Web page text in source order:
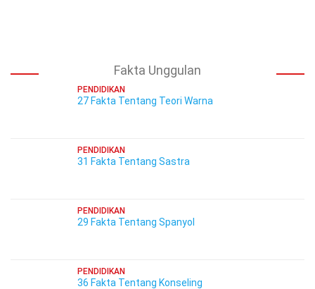
Fakta Unggulan
PENDIDIKAN
27 Fakta Tentang Teori Warna
PENDIDIKAN
31 Fakta Tentang Sastra
PENDIDIKAN
29 Fakta Tentang Spanyol
PENDIDIKAN
36 Fakta Tentang Konseling